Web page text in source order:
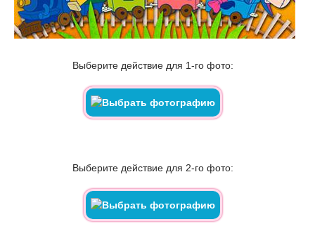
Выберите действие для 1-го фото:
Выберите действие для 2-го фото: